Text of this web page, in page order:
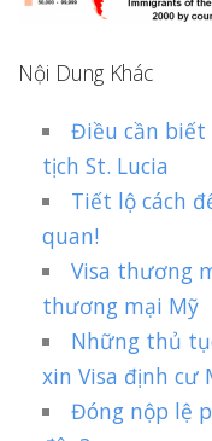
Nội Dung Khác
Điều cần
tịch St. Lucia
Tiết lộ cách
quan!
Visa thương
thương mại Mỹ
Những thủ
xin Visa định cư
Đóng nộp lệ